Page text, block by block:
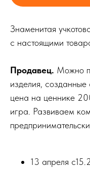
Знаменитая
с настоящими
Продавец. Можно
изделия,
цена на ценнике
игра. Развиваем
13 апреля